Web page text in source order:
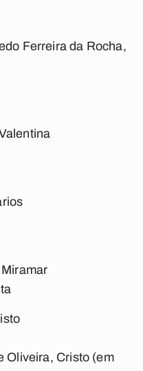
Ferreira da Rocha,
Oliveira, Cristo (em